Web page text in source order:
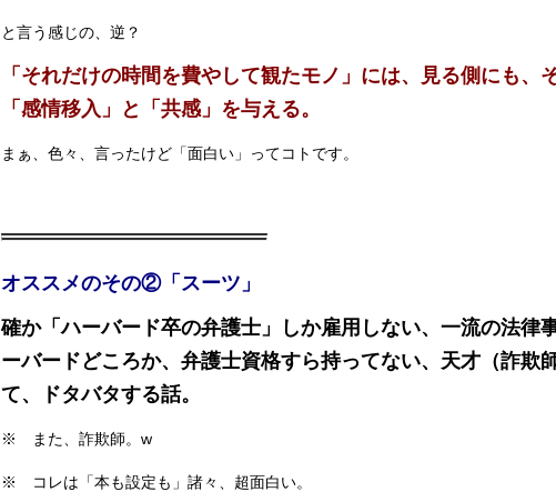
と言う感じの、逆？
「それだけの時間を費やして観たモノ」には、見る側にも、
「感情移入」と「共感」を与える。
まぁ、色々、言ったけど「面白い」ってコトです。
オススメのその②「スーツ」
確か「ハーバード卒の弁護士」しか雇用しない、一流の法律
ーバードどころか、弁護士資格すら持ってない、天才（詐欺
て、ドタバタする話。
※ また、詐欺師。w
※ コレは「本も設定も」諸々、超面白い。